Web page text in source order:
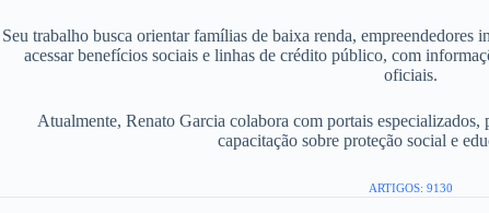
Seu trabalho busca orientar famílias de baixa renda, empreendedores
acessar benefícios sociais e linhas de crédito público, com
oficiais.
Atualmente, Renato Garcia colabora com portais especializados,
capacitação sobre proteção social e
ARTIGOS: 9130